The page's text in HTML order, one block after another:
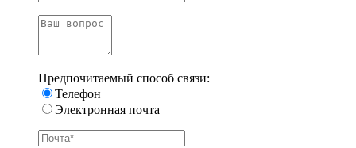
Предпочитаемый способ связи:
Телефон
Электронная почта